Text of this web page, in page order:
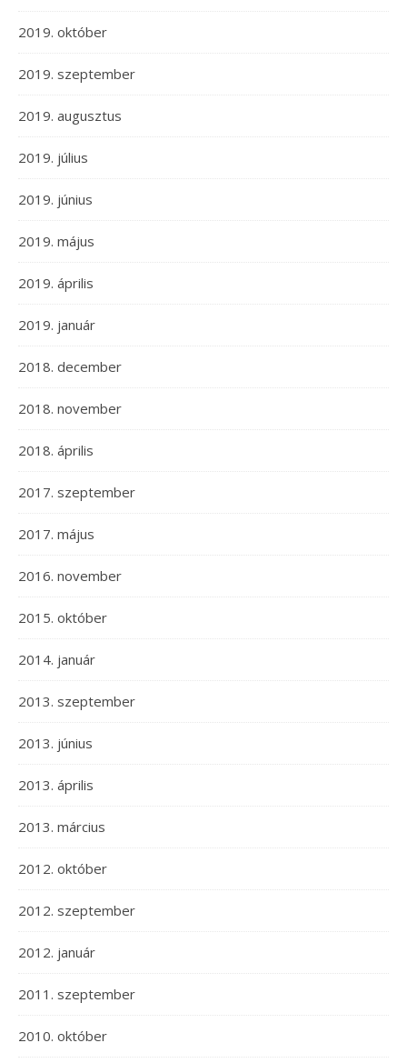
2019. október
2019. szeptember
2019. augusztus
2019. július
2019. június
2019. május
2019. április
2019. január
2018. december
2018. november
2018. április
2017. szeptember
2017. május
2016. november
2015. október
2014. január
2013. szeptember
2013. június
2013. április
2013. március
2012. október
2012. szeptember
2012. január
2011. szeptember
2010. október